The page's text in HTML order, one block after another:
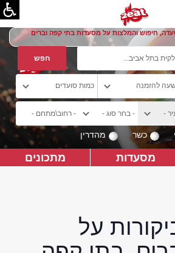
חיפוש והמלצות על מסעדות בתי קפה וברים
כשר מהדרין
מסעדות מתכונים
על